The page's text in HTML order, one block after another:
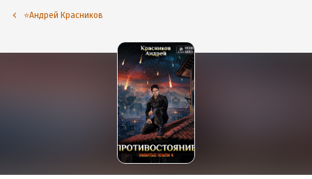
⭐️Андрей Красников